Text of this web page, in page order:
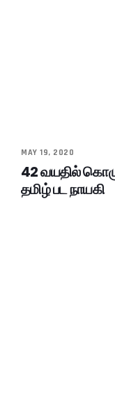
MAY 19, 2020
42 வயதில்
தமிழ் பட நாயகி